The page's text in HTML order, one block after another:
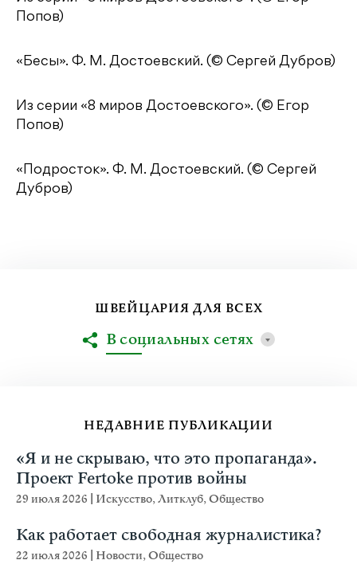
Попов)
«Бесы». Ф. М. Достоевский. (© Сергей Дубров)
Из серии «8 миров Достоевского». (© Егор
Попов)
«Подросток». Ф. М. Достоевский. (© Сергей
Дубров)
НЕДАВНИЕ ПУБЛИКАЦИИ
«Я и не скрываю, что это пропаганда».
Проект Fertoke против войны
29 июля 2026 Искусство,Литклуб,Общество
Как работает свободная журналистика?
22 июля 2026 Новости,Общество
ШВЕЙЦАРИЯ ДЛЯ ВСЕХ
В социальных сетях